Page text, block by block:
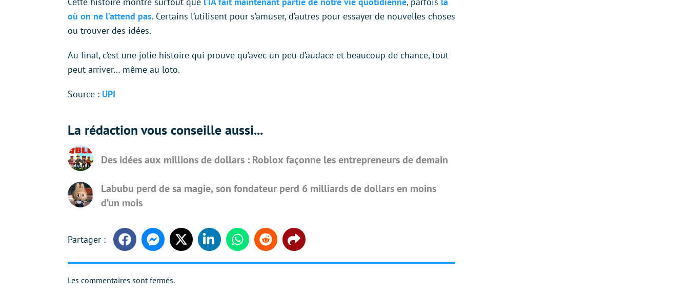
où on ne l’attend pas. Certains l’utilisent pour s’amuser, d’autres pour essayer de nouvelles choses
ou trouver des idées.
Au final, c’est une jolie histoire qui prouve qu’avec un peu d’audace et beaucoup de chance, tout
peut arriver… même au loto.
Source : UPI
La rédaction vous conseille aussi...
Des idées aux millions de dollars : Roblox façonne les entrepreneurs de demain
Labubu perd de sa magie, son fondateur perd 6 milliards de dollars en moins
d’un mois
FacebookMessengerTwitter LinkedinWhatsappReddit Share
Les commentaires sont fermés.